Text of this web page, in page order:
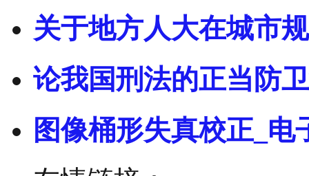
关于地方人大在城市
论我国刑法的正当防
图像桶形失真校正_电